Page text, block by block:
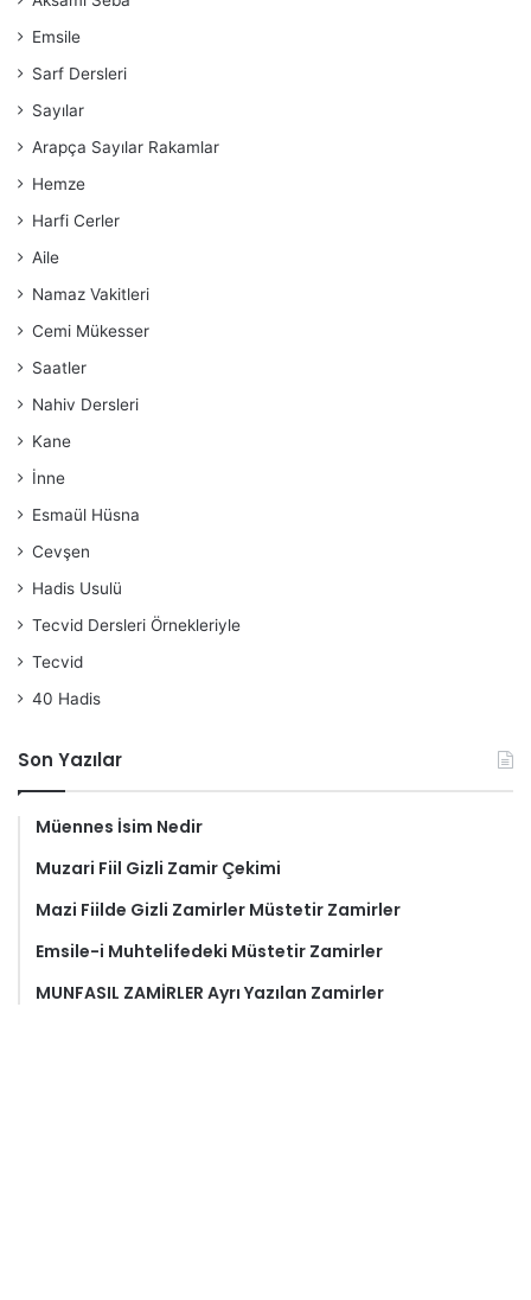
Emsile
Sarf Dersleri
Sayılar
Arapça Sayılar Rakamlar
Hemze
Harfi Cerler
Aile
Namaz Vakitleri
Cemi Mükesser
Saatler
Nahiv Dersleri
Kane
İnne
Esmaül Hüsna
Cevşen
Hadis Usulü
Tecvid Dersleri Örnekleriyle
Tecvid
40 Hadis
Son Yazılar
Müennes İsim Nedir
Muzari Fiil Gizli Zamir Çekimi
Mazi Fiilde Gizli Zamirler Müstetir Zamirler
Emsile-i Muhtelifedeki Müstetir Zamirler
MUNFASIL ZAMİRLER Ayrı Yazılan Zamirler